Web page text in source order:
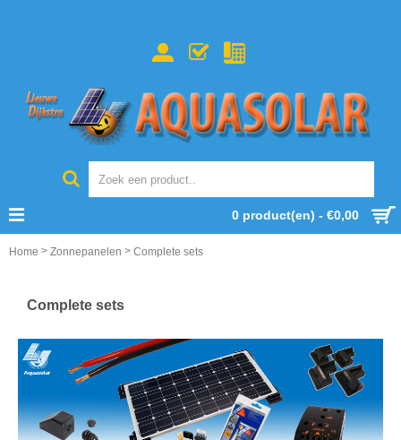
0 product(en) - €0,00
Home > Zonnepanelen > Complete sets
Complete sets